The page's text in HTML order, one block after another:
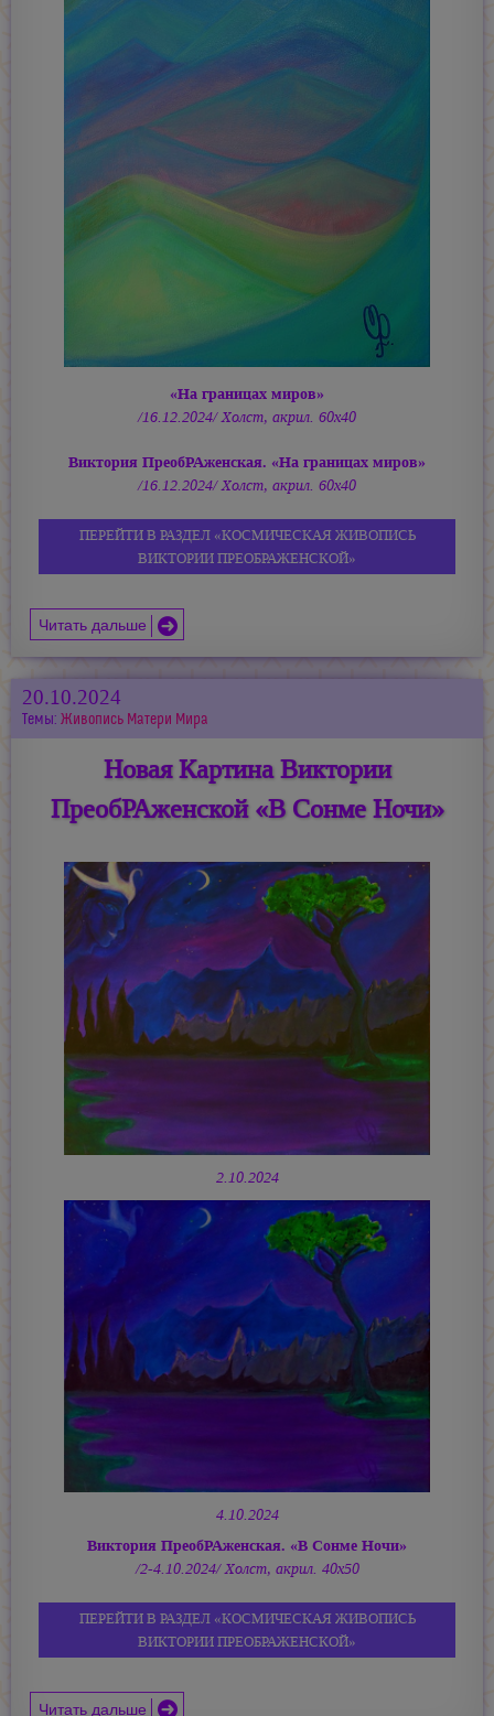
«На границах миров»
/16.12.2024/ Холст, акрил. 60х40
Виктория ПреобРАженская. «На границах миров»
/16.12.2024/ Холст, акрил. 60х40
ПЕРЕЙТИ В РАЗДЕЛ «КОСМИЧЕСКАЯ ЖИВОПИСЬ
ВИКТОРИИ ПРЕОБРАЖЕНСКОЙ»
Читать дальше
20.10.2024
Темы: Живопись Матери Мира
Новая Картина Виктории
ПреобРАженской «В Сонме Ночи»
2.10.2024
4.10.2024
Виктория ПреобРАженская. «В Сонме Ночи»
/2-4.10.2024/ Холст, акрил. 40х50
ПЕРЕЙТИ В РАЗДЕЛ «КОСМИЧЕСКАЯ ЖИВОПИСЬ
ВИКТОРИИ ПРЕОБРАЖЕНСКОЙ»
Читать дальше